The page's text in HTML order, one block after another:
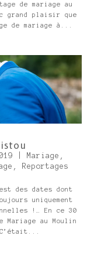
de mariage au
grand plaisir que
de mariage à...
Mariage ,
, Reportages
des dates dont
uniquement
!… En ce 30
au Moulin
C’était...